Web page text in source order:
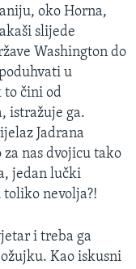
oko Horna,
slijede
Washington do
u
to čini od
istražuje ga.
Jadrana
nas dvojicu tako
jedan lučki
toliko nevolja?!
i treba ga
Kao iskusni